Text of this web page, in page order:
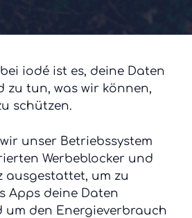
iodé ist es, deine Daten
zu tun, was wir können,
schützen.
unser Betriebssystem
Werbeblocker und
ausgestattet, um zu
Apps deine Daten
um den Energieverbrauch